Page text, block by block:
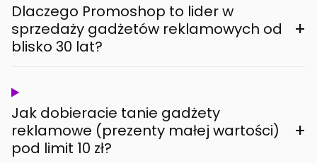
Dlaczego Promoshop to lider w
sprzedaży gadżetów reklamowych od
blisko 30 lat?
+
Jak dobieracie tanie gadżety
reklamowe (prezenty małej wartości)
pod limit 10 zł?
+